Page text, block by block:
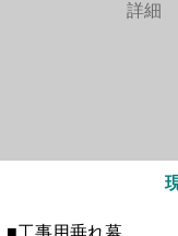
詳細